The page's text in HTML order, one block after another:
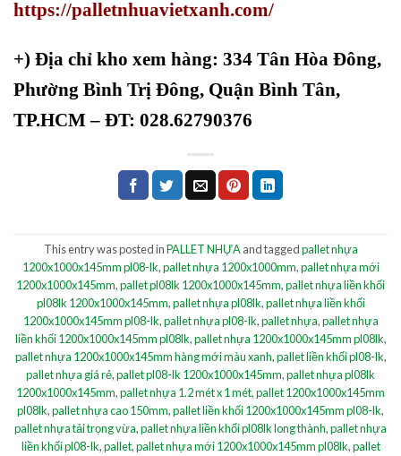
https://palletnhuavietxanh.com/
+) Địa chỉ kho xem hàng: 334 Tân Hòa Đông,
Phường Bình Trị Đông, Quận Bình Tân,
TP.HCM – ĐT: 028.62790376
This entry was posted inPALLET NHỰAand taggedpallet nhựa
1200x1000x145mm pl08-lk,pallet nhựa 1200x1000mm,pallet nhựa mới
1200x1000x145mm,pallet pl08lk 1200x1000x145mm,pallet nhựa liền khối
pl08lk 1200x1000x145mm,pallet nhựa pl08lk,pallet nhựa liền khối
1200x1000x145mm pl08-lk,pallet nhựa pl08-lk,pallet nhựa,pallet nhựa
liền khối 1200x1000x145mm pl08lk,pallet nhựa 1200x1000x145mm pl08lk,
pallet nhựa 1200x1000x145mm hàng mới màu xanh,pallet liền khối pl08-lk,
pallet nhựa giá rẻ,pallet pl08-lk 1200x1000x145mm,pallet nhựa pl08lk
1200x1000x145mm,pallet nhựa 1.2 mét x 1 mét,pallet 1200x1000x145mm
pl08lk,pallet nhựa cao 150mm,pallet liền khối 1200x1000x145mm pl08-lk,
pallet nhựa tải trọng vừa,pallet nhựa liền khối pl08lk long thành,pallet nhựa
liền khối pl08-lk,pallet,pallet nhựa mới 1200x1000x145mm pl08lk,pallet